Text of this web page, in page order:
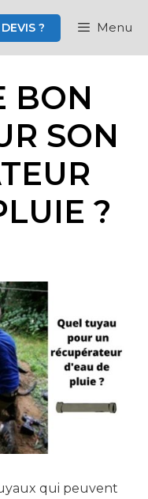
Menu
?
BON
SON
?
qui peuvent